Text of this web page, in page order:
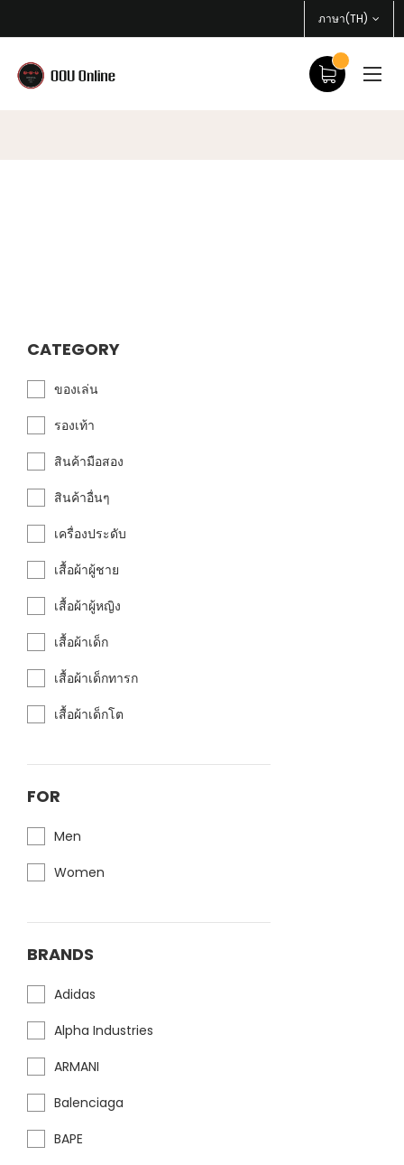
ภาษา(TH)
CATEGORY
ของเล่น
รองเท้า
สินค้ามือสอง
สินค้าอื่นๆ
เครื่องประดับ
เสื้อผ้าผู้ชาย
เสื้อผ้าผู้หญิง
เสื้อผ้าเด็ก
เสื้อผ้าเด็กทารก
เสื้อผ้าเด็กโต
FOR
Men
Women
BRANDS
Adidas
Alpha Industries
ARMANI
Balenciaga
BAPE